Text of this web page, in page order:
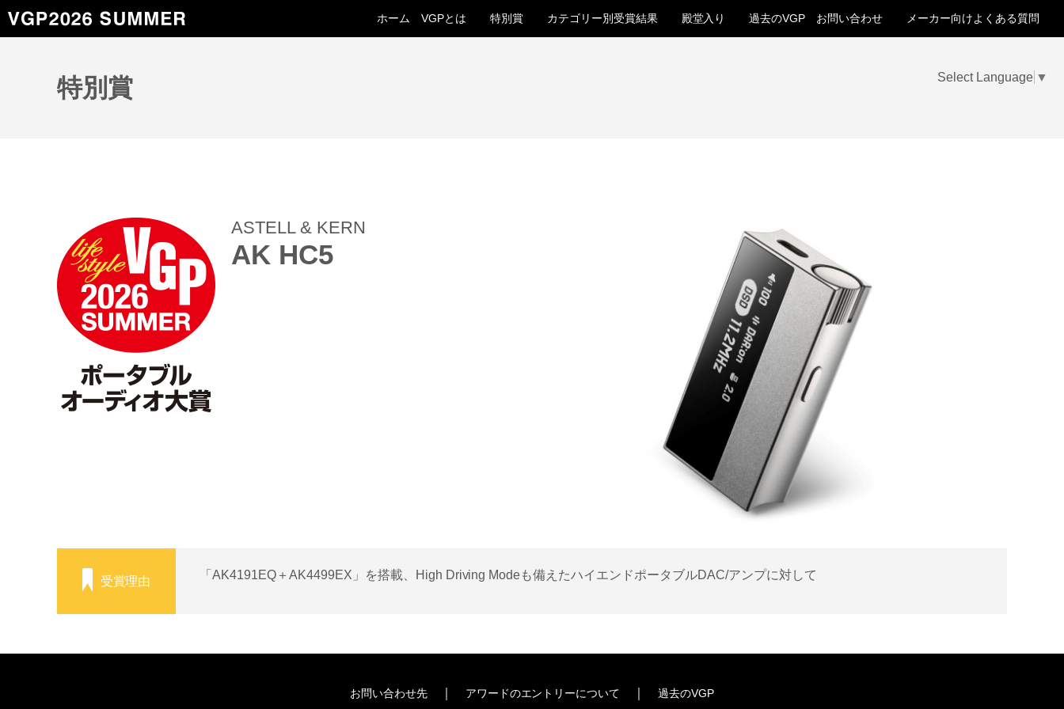
ホーム VGPとは 特別賞 カテゴリー別受賞結果 殿堂入り 過去のVGP お問い合わせ メーカー向けよくある質問
Select Language ▼
特別賞
ASTELL & KERN
AK HC5
受賞理由 「AK4191EQ＋AK4499EX」を搭載、High Driving Modeも備えたハイエンドポータブルDAC/アンプに対して
お問い合わせ先｜ アワードのエントリーについて ｜過去のVGP